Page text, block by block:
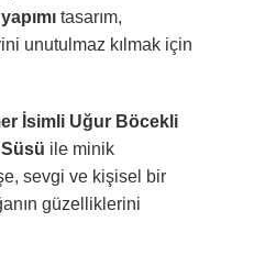
tasarım,
unutulmaz kılmak için
İsimli Uğur Böcekli
ile minik
sevgi ve kişisel bir
güzelliklerini